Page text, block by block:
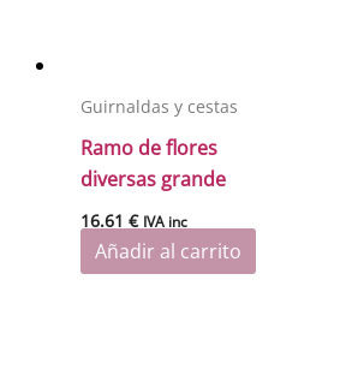
Guirnaldas y cestas
Ramo de flores
diversas grande
16.61€ IVA inc
Añadir al carrito